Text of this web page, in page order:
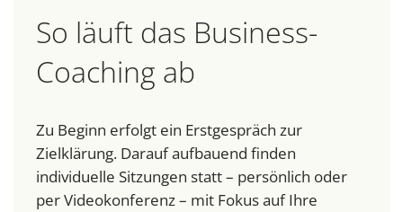
So läuft das Business-
Coaching ab
Zu Beginn erfolgt ein Erstgespräch zur
Zielklärung. Darauf aufbauend finden
individuelle Sitzungen statt – persönlich oder
per Videokonferenz – mit Fokus auf Ihre